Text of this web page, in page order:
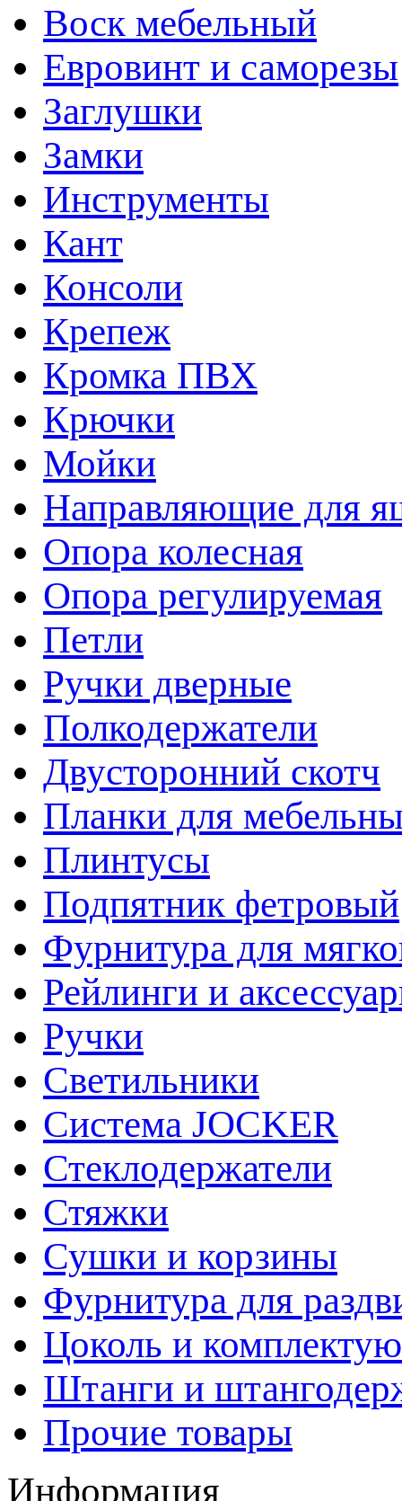
Воск мебельный
Евровинт и саморезы
Заглушки
Замки
Инструменты
Кант
Консоли
Крепеж
Кромка ПВХ
Крючки
Мойки
Направляющие для
Опора колесная
Опора регулируемая
Петли
Ручки дверные
Полкодержатели
Двусторонний скотч
Планки для
Плинтусы
Подпятник фетровый
Фурнитура для
Рейлинги и
Ручки
Светильники
Система JOCKER
Стеклодержатели
Стяжки
Сушки и корзины
Фурнитура для
Цоколь и
Штанги и
Прочие товары
Информация